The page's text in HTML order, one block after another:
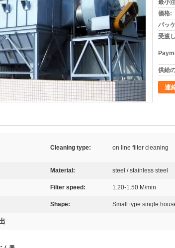
最小
価格:
パッ
受渡
供給
連
Cleaning type: on line filter cleaning
Material: steel / stainless steel
Filter speed: 1.20-1.50 M/min
Shape: Small type single